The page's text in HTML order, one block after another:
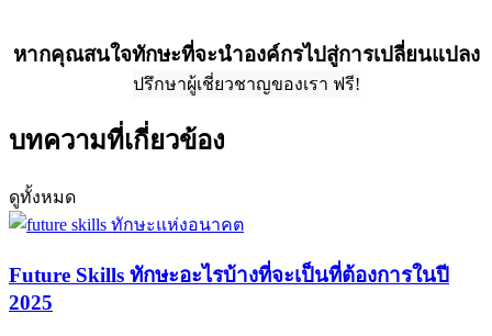
หากคุณสนใจทักษะที่จะนำองค์กรไปสู่การเปลี่ยนแปลง
ปรึกษาผู้เชี่ยวชาญของเรา ฟรี!
บทความที่เกี่ยวข้อง
ดูทั้งหมด
Future Skills ทักษะอะไรบ้างที่จะเป็นที่ต้องการในปี
2025